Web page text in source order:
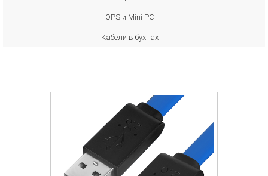
OPS и Mini PC
Кабели в бухтах